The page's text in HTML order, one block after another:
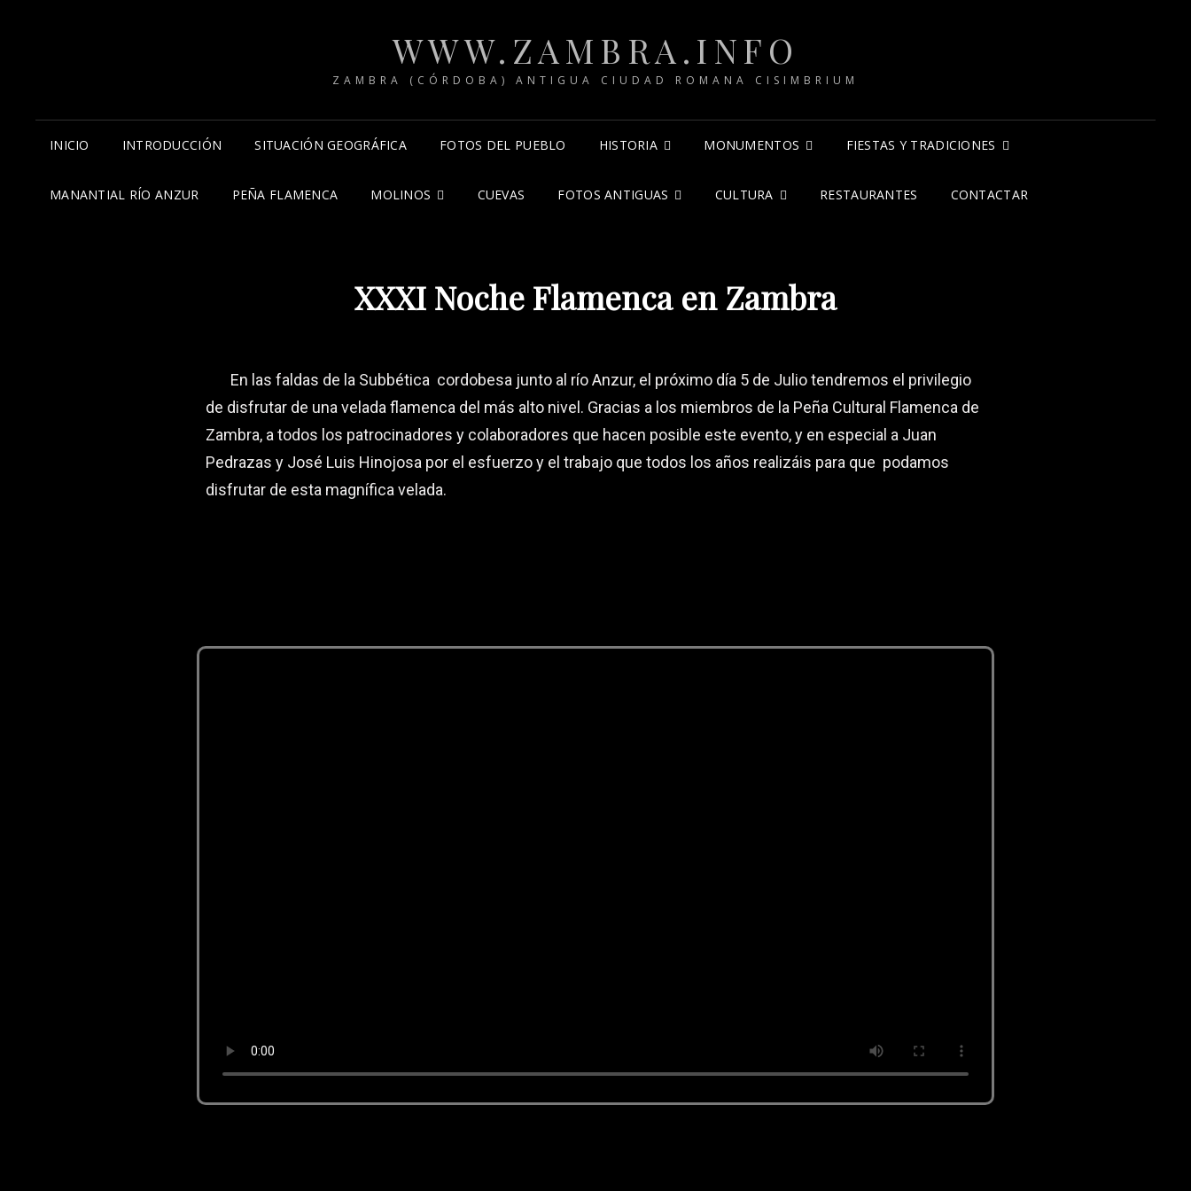
WWW.ZAMBRA.INFO
ZAMBRA (CÓRDOBA) ANTIGUA CIUDAD ROMANA CISIMBRIUM
INICIO INTRODUCCIÓN SITUACIÓN GEOGRÁFICA FOTOS DEL PUEBLO HISTORIA MONUMENTOS FIESTAS Y TRADICIONES
MANANTIAL RÍO ANZUR PEÑA FLAMENCA MOLINOS CUEVAS FOTOS ANTIGUAS CULTURA RESTAURANTES CONTACTAR
XXXI Noche Flamenca en Zambra
En las faldas de la Subbética cordobesa junto al río Anzur, el próximo día 5 de Julio tendremos el privilegio
de disfrutar de una velada flamenca del más alto nivel. Gracias a los miembros de la Peña Cultural Flamenca de
Zambra, a todos los patrocinadores y colaboradores que hacen posible este evento, y en especial a Juan
Pedrazas y José Luis Hinojosa por el esfuerzo y el trabajo que todos los años realizáis para que podamos
disfrutar de esta magnífica velada.